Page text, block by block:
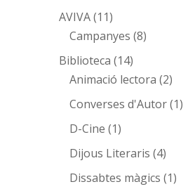
AVIVA(11)
Campanyes (8)
Biblioteca (14)
Animació lectora (2)
Converses d'Autor(1)
D-Cine (1)
Dijous Literaris (4)
Dissabtes màgics (1)